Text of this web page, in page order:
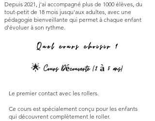
Depuis 2021, j'ai accompagné plus de 1000 élèves, du
tout-petit de 18 mois jusqu'aux adultes, avec une
pédagogie bienveillante qui permet à chaque enfant
d'évoluer à son rythme.
Quel cours choisir ?
🌟 Cours Découverte (2 à 5 ans)
Le premier contact avec les rollers.
Ce cours est spécialement conçu pour les enfants
qui découvrent complètement le roller.